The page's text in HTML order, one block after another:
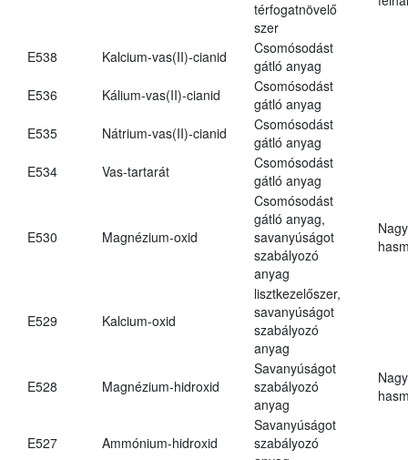
térfogatnövelő
szer
E538 Kalcium-vas(II)-cianid
Csomósodást
gátló anyag
E536
Kálium-vas(II)-cianid
Csomósodást
gátló anyag
E535
Nátrium-vas(II)-cianid
Csomósodást
gátló anyag
E534
Vas-tartarát
Csomósodást
gátló anyag
E530 Magnézium-oxid
Csomósodást
gátló anyag,
savanyúságot
szabályozó
anyag
E529 Kalcium-oxid
lisztkezelőszer,
savanyúságot
szabályozó
anyag
E528 Magnézium-hidroxid
Savanyúságot
szabályozó
anyag
E527 Ammónium-hidroxid
Savanyúságot
szabályozó